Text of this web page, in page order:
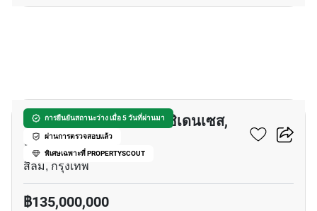
การยืนยันสถานะว่าง เมื่อ 5 วันที่ผ่านมา
ผ่านการตรวจสอบแล้ว
พิเศษเฉพาะที่ PROPERTYSCOUT
เดอะ ริทซ์-คาร์ลตัน เรสซิเดนเซส,
แบง ค๊อก
สีลม, กรุงเทพ
฿135,000,000